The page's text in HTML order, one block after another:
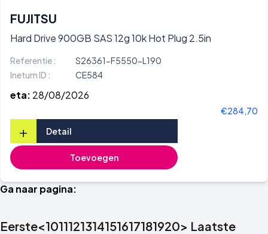
FUJITSU
Hard Drive 900GB SAS 12g 10k Hot Plug 2.5in
Referentie :
S26361-F5550-L190
Inetum ID :
CE584
eta: 28/08/2026
€284,70
+ Detail
Toevoegen
Ga naar pagina:
Eerste<1011121314151617181920> Laatste